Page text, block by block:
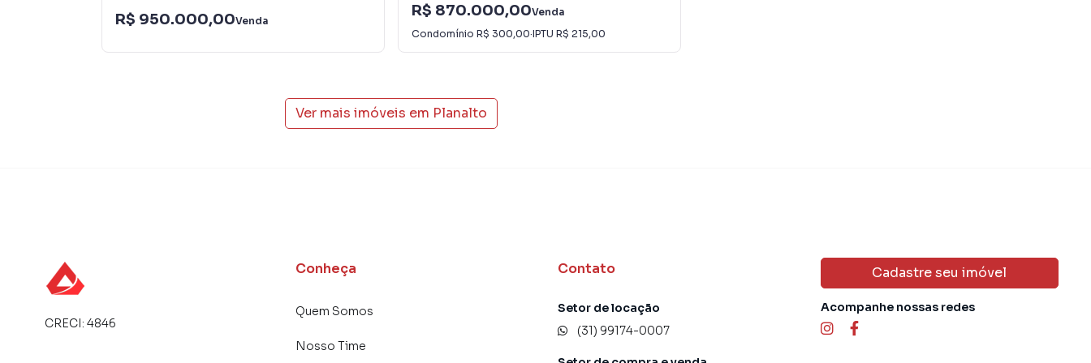
R$ 950.000,00Venda
R$ 870.000,00Venda
Condomínio R$ 300,00·IPTU R$ 215,00
Ver mais imóveis em Planalto
CRECI: 4846
Conheça
Quem Somos
Nosso Time
Contato
Setor de locação
(31) 99174-0007
Cadastre seu imóvel
Acompanhe nossas redes